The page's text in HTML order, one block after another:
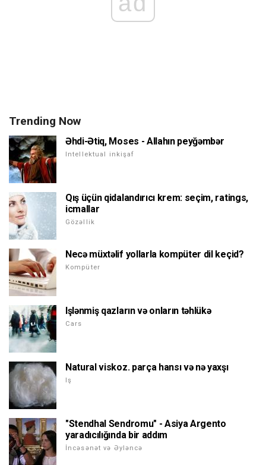
Trending Now
Əhdi-Ətiq, Moses - Allahın peyğəmbər
Intellektual inkişaf
Qış üçün qidalandırıcı krem: seçim, ratings,
icmallar
Gözəllik
Necə müxtəlif yollarla kompüter dil keçid?
Kompüter
Işlənmiş qazların və onların təhlükə
Cars
Natural viskoz. parça hansı və nə yaxşı
Iş
"Stendhal Sendromu" - Asiya Argento
yaradıcılığında bir addım
İncəsənət və Əyləncə